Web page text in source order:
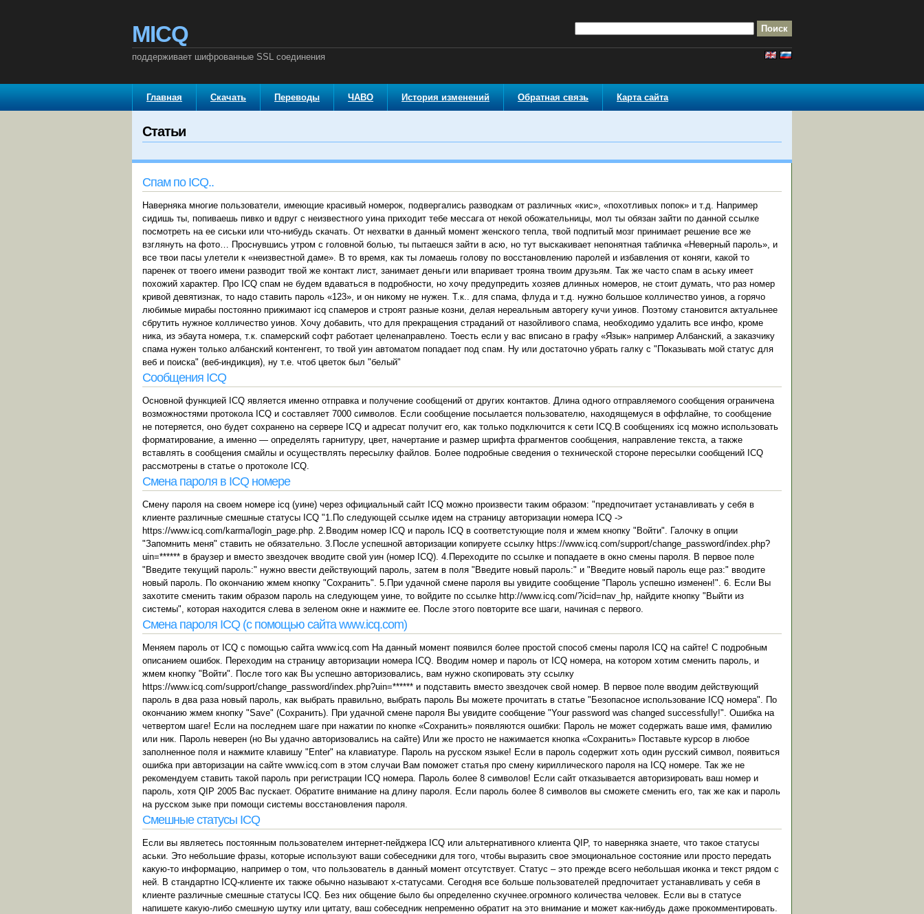
MICQ
поддерживает шифрованные SSL соединения
Главная Скачать Переводы ЧАВО История изменений Обратная связь Карта сайта
Статьи
Спам по ICQ..
Наверняка многие пользователи, имеющие красивый номерок, подвергались разводкам от различных «кис», «похотливых попок» и т.д. Например
сидишь ты, попиваешь пивко и вдруг с неизвестного уина приходит тебе мессага от некой обожательницы, мол ты обязан зайти по данной ссылке
посмотреть на ее сиськи или что-нибудь скачать. От нехватки в данный момент женского тепла, твой подпитый мозг принимает решение все же
взглянуть на фото… Проснувшись утром с головной болью, ты пытаешся зайти в асю, но тут выскакивает непонятная табличка «Неверный пароль», и
все твои пасы улетели к «неизвестной даме». В то время, как ты ломаешь голову по восстановлению паролей и избавления от коняги, какой то
паренек от твоего имени разводит твой же контакт лист, занимает деньги или впаривает трояна твоим друзьям. Так же часто спам в аську имеет
похожий характер. Про ICQ спам не будем вдаваться в подробности, но хочу предупредить хозяев длинных номеров, не стоит думать, что раз номер
кривой девятизнак, то надо ставить пароль «123», и он никому не нужен. Т.к.. для спама, флуда и т.д. нужно большое колличество уинов, а горячо
любимые мирабы постоянно прижимают icq спамеров и строят разные козни, делая нереальным авторегу кучи уинов. Поэтому становится актуальнее
сбрутить нужное колличество уинов. Хочу добавить, что для прекращения страданий от назойливого спама, необходимо удалить все инфо, кроме
ника, из эбаута номера, т.к. спамерский софт работает целенаправлено. Тоесть если у вас вписано в графу «Язык» например Албанский, а заказчику
спама нужен только албанский контенгент, то твой уин автоматом попадает под спам. Ну или достаточно убрать галку с "Показывать мой статус для
веб и поиска" (веб-индикция), ну т.е. чтоб цветок был "белый"
Сообщения ICQ
Основной функцией ICQ является именно отправка и получение сообщений от других контактов. Длина одного отправляемого сообщения ограничена
возможностями протокола ICQ и составляет 7000 символов. Если сообщение посылается пользователю, находящемуся в оффлайне, то сообщение
не потеряется, оно будет сохранено на сервере ICQ и адресат получит его, как только подключится к сети ICQ.В сообщениях icq можно использовать
форматирование, а именно — определять гарнитуру, цвет, начертание и размер шрифта фрагментов сообщения, направление текста, а также
вставлять в сообщения смайлы и осуществлять пересылку файлов. Более подробные сведения о технической стороне пересылки сообщений ICQ
рассмотрены в статье о протоколе ICQ.
Смена пароля в ICQ номере
Смену пароля на своем номере icq (уине) через официальный сайт ICQ можно произвести таким образом: "предпочитает устанавливать у себя в
клиенте различные смешные статусы ICQ "1.По следующей ссылке идем на страницу авторизации номера ICQ ->
https://www.icq.com/karma/login_page.php. 2.Вводим номер ICQ и пароль ICQ в соответстующие поля и жмем кнопку "Войти". Галочку в опции
"Запомнить меня" ставить не обязательно. 3.После успешной авторизации копируете ссылку https://www.icq.com/support/change_password/index.php?
uin=****** в браузер и вместо звездочек вводите свой уин (номер ICQ). 4.Переходите по ссылке и попадаете в окно смены пароля. В первое поле
"Введите текущий пароль:" нужно ввести действующий пароль, затем в поля "Введите новый пароль:" и "Введите новый пароль еще раз:" вводите
новый пароль. По окончанию жмем кнопку "Сохранить". 5.При удачной смене пароля вы увидите сообщение "Пароль успешно изменен!". 6. Если Вы
захотите сменить таким образом пароль на следующем уине, то войдите по ссылке http://www.icq.com/?icid=nav_hp, найдите кнопку "Выйти из
системы", которая находится слева в зеленом окне и нажмите ее. После этого повторите все шаги, начиная с первого.
Смена пароля ICQ (с помощью сайта www.icq.com)
Меняем пароль от ICQ с помощью сайта www.icq.com На данный момент появился более простой способ смены пароля ICQ на сайте! С подробным
описанием ошибок. Переходим на страницу авторизации номера ICQ. Вводим номер и пароль от ICQ номера, на котором хотим сменить пароль, и
жмем кнопку "Войти". После того как Вы успешно авторизовались, вам нужно скопировать эту ссылку
https://www.icq.com/support/change_password/index.php?uin=****** и подставить вместо звездочек свой номер. В первое поле вводим действующий
пароль в два раза новый пароль, как выбрать правильно, выбрать пароль Вы можете прочитать в статье "Безопасное использование ICQ номера". По
окончанию жмем кнопку "Save" (Сохранить). При удачной смене пароля Вы увидите сообщение "Your password was changed successfully!". Ошибка на
четвертом шаге! Если на последнем шаге при нажатии по кнопке «Сохранить» появляются ошибки: Пароль не может содержать ваше имя, фамилию
или ник. Пароль неверен (но Вы удачно авторизовались на сайте) Или же просто не нажимается кнопка «Сохранить» Поставьте курсор в любое
заполненное поля и нажмите клавишу "Enter" на клавиатуре. Пароль на русском языке! Если в пароль содержит хоть один русский символ, появиться
ошибка при авторизации на сайте www.icq.com в этом случаи Вам поможет статья про смену кириллического пароля на ICQ номере. Так же не
рекомендуем ставить такой пароль при регистрации ICQ номера. Пароль более 8 символов! Если сайт отказывается авторизировать ваш номер и
пароль, хотя QIP 2005 Вас пускает. Обратите внимание на длину пароля. Если пароль более 8 символов вы сможете сменить его, так же как и пароль
на русском зыке при помощи системы восстановления пароля.
Смешные статусы ICQ
Если вы являетесь постоянным пользователем интернет-пейджера ICQ или альтернативного клиента QIP, то наверняка знаете, что такое статусы
аськи. Это небольшие фразы, которые используют ваши собеседники для того, чтобы выразить свое эмоциональное состояние или просто передать
какую-то информацию, например о том, что пользователь в данный момент отсутствует. Статус – это прежде всего небольшая иконка и текст рядом с
ней. В стандартно ICQ-клиенте их также обычно называют х-статусами. Сегодня все больше пользователей предпочитает устанавливать у себя в
клиенте различные смешные статусы ICQ. Без них общение было бы определенно скучнее.огромного количества человек. Если вы в статусе
напишете какую-либо смешную шутку или цитату, ваш собеседник непременно обратит на это внимание и может как-нибудь даже прокомментировать.